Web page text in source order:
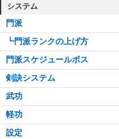
システム
門派
┗門派ランクの上げ方
門派スケジュールボス
剣訣システム
武功
軽功
設定